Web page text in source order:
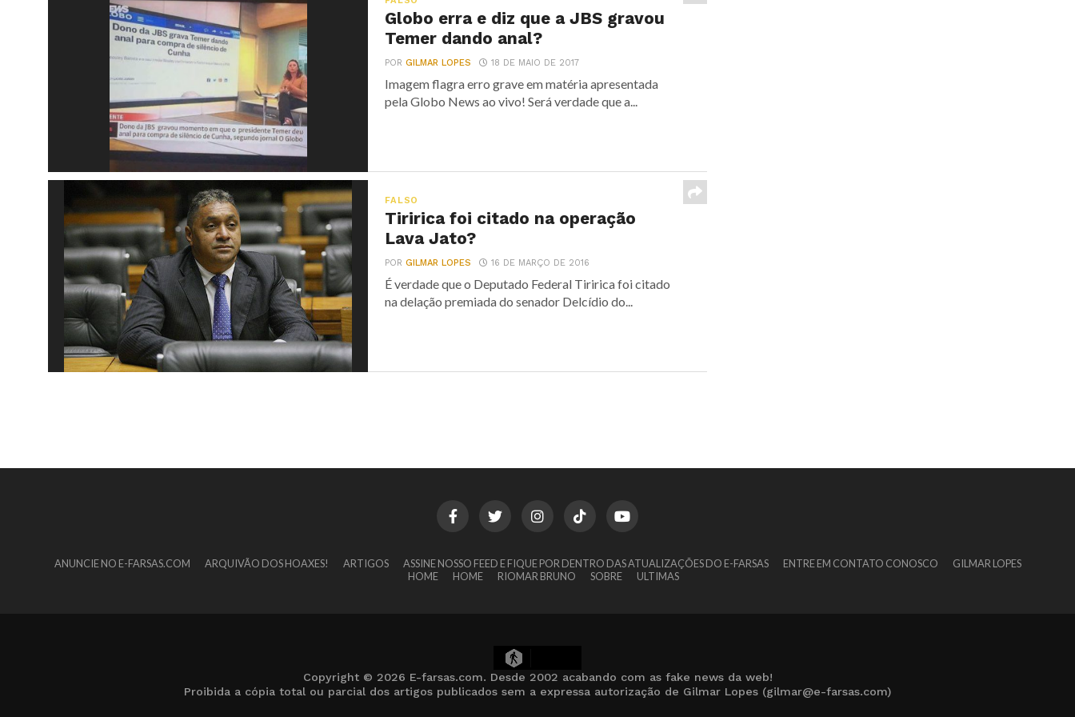
Globo erra e diz que a JBS gravou
Temer dando anal?
PORGILMAR LOPES 18 DE MAIO DE 2017
Imagem flagra erro grave em matéria apresentada
pela Globo News ao vivo! Será verdade que a...
FALSO
Tiririca foi citado na operação
Lava Jato?
PORGILMAR LOPES 16 DE MARÇO DE 2016
É verdade que o Deputado Federal Tiririca foi citado
na delação premiada do senador Delcídio do...
ANUNCIE NO E-FARSAS.COM ARQUIVÃO DOS HOAXES! ARTIGOS ASSINE NOSSO FEED E FIQUE POR DENTRO DAS ATUALIZAÇÕES DO E-FARSAS ENTRE EM CONTATO CONOSCO
GILMAR LOPES
HOME
HOME RIOMAR BRUNO SOBRE ULTIMAS
Copyright © 2026 E-farsas.com. Desde 2002 acabando com as fake news da web!
Proibida a cópia total ou parcial dos artigos publicados sem a expressa autorização de Gilmar Lopes (gilmar@e-farsas.com)